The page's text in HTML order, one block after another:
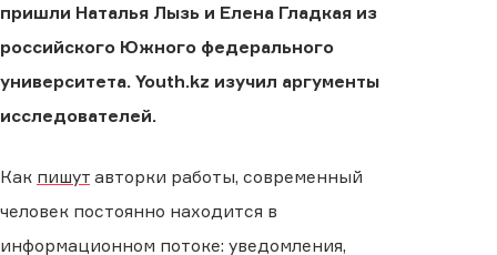
пришли Наталья Лызь и Елена Гладкая из
российского Южного федерального
университета. Youth.kz изучил аргументы
исследователей.
Как пишут авторки работы, современный
человек постоянно находится в
информационном потоке: уведомления,